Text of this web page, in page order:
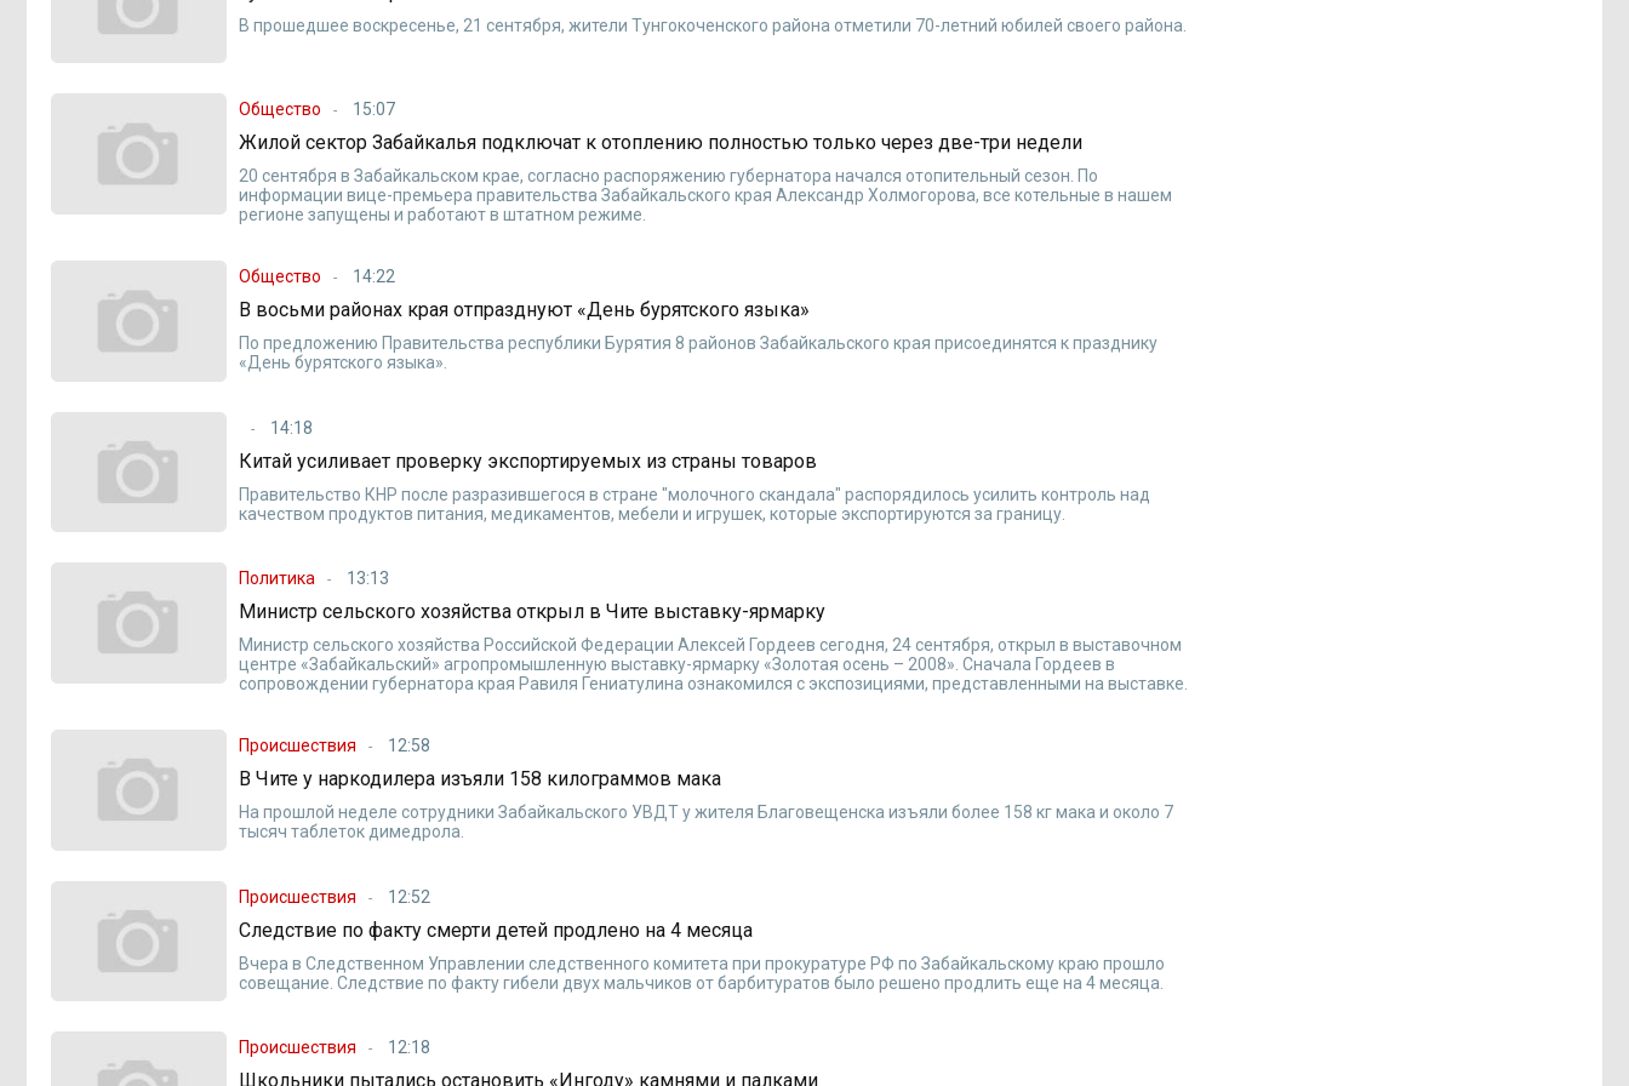
В прошедшее воскресенье, 21 сентября, жители Тунгокоченского района отметили 70-летний юбилей своего района.
Общество 15:07
Жилой сектор Забайкалья подключат к отоплению полностью только через две-три недели
20 сентября в Забайкальском крае, согласно распоряжению губернатора начался отопительный сезон. По
информации вице-премьера правительства Забайкальского края Александр Холмогорова, все котельные в нашем
регионе запущены и работают в штатном режиме.
Общество 14:22
В восьми районах края отпразднуют «День бурятского языка»
По предложению Правительства республики Бурятия 8 районов Забайкальского края присоединятся к празднику
«День бурятского языка».
14:18
Китай усиливает проверку экспортируемых из страны товаров
Правительство КНР после разразившегося в стране "молочного скандала" распорядилось усилить контроль над
качеством продуктов питания, медикаментов, мебели и игрушек, которые экспортируются за границу.
Политика 13:13
Министр сельского хозяйства открыл в Чите выставку-ярмарку
Министр сельского хозяйства Российской Федерации Алексей Гордеев сегодня, 24 сентября, открыл в выставочном
центре «Забайкальский» агропромышленную выставку-ярмарку «Золотая осень – 2008». Сначала Гордеев в
сопровождении губернатора края Равиля Гениатулина ознакомился с экспозициями, представленными на выставке.
Происшествия 12:58
В Чите у наркодилера изъяли 158 килограммов мака
На прошлой неделе сотрудники Забайкальского УВДТ у жителя Благовещенска изъяли более 158 кг мака и около 7
тысяч таблеток димедрола.
Происшествия 12:52
Следствие по факту смерти детей продлено на 4 месяца
Вчера в Следственном Управлении следственного комитета при прокуратуре РФ по Забайкальскому краю прошло
совещание. Следствие по факту гибели двух мальчиков от барбитуратов было решено продлить еще на 4 месяца.
Происшествия 12:18
Школьники пытались остановить «Ингоду» камнями и палками